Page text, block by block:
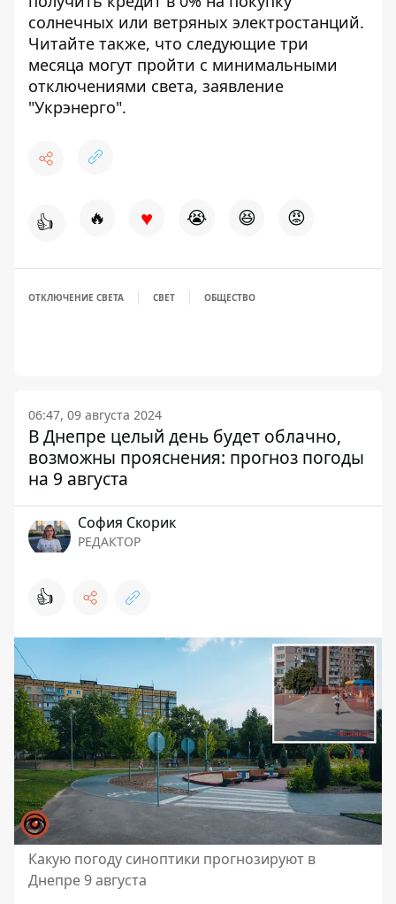
солнечных или ветряных электростанций.
Читайте также, что следующие три
месяца могут пройти с минимальными
отключениями света, заявление
"Укрэнерго".
👍 🔥 ♥ 😭 😆 😡
ОТКЛЮЧЕНИЕ СВЕТА СВЕТ ОБЩЕСТВО
06:47, 09 августа 2024
В Днепре целый день будет облачно,
возможны прояснения: прогноз погоды
на 9 августа
София Скорик
РЕДАКТОР
👍
Какую погоду синоптики прогнозируют в
Днепре 9 августа